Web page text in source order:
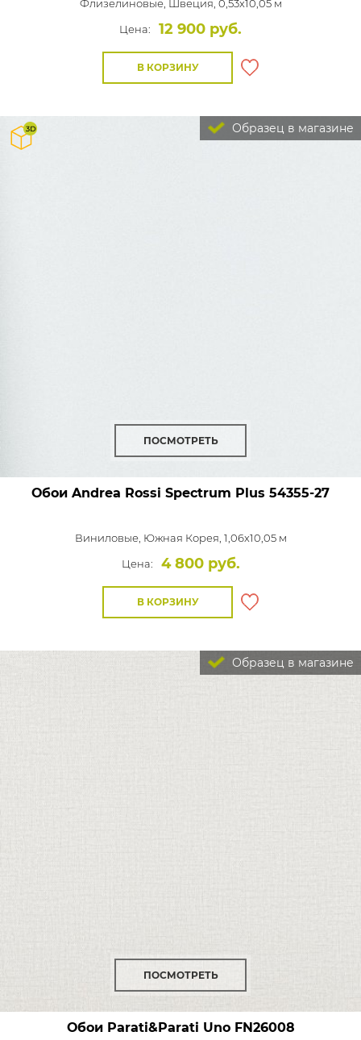
Флизелиновые,
Швеция, 0,53x10,05 м
Цена:
12 900 руб.
В КОРЗИНУ
Образец в магазине
ПОСМОТРЕТЬ
Обои Andrea Rossi Spectrum Plus 54355-27
Виниловые, Южная Корея, 1,06x10,05 м
Цена:
4 800 руб.
В КОРЗИНУ
Образец в магазине
ПОСМОТРЕТЬ
Обои Parati&Parati UnoFN26008